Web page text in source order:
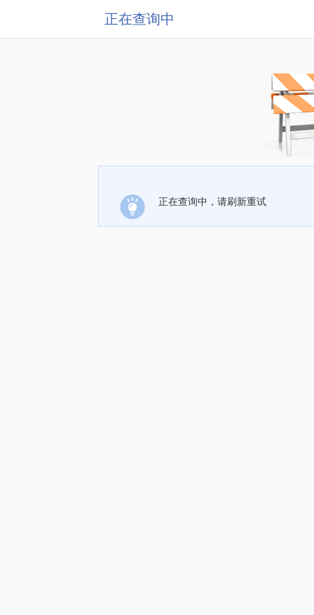
正在查询中
正在查询中，请刷新重试